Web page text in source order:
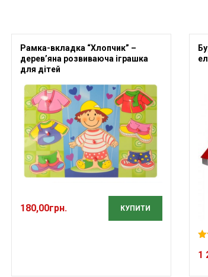
Рамка-вкладка “Хлопчик” –
дерев’яна розвиваюча іграшка
для дітей
180,00грн. КУПИТИ
1